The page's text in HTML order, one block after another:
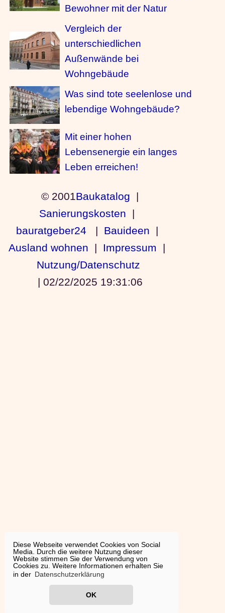
Diese Webseite verwendet Cookies von Social
Media. Durch die weitere Nutzung dieser
Website stimmen Sie der Verwendung von
Cookies zu. Weitere Informationen erhalten Sie
in der Datenschutzerklärung
OK
Bewohner mit der Natur
Vergleich der
unterschiedlichen
Außenwände bei
Wohngebäude
Was sind tote seelenlose und
lebendige Wohngebäude?
Mit einer hohen
Lebensenergie ein langes
Leben erreichen!
© 2001Baukatalog |
Sanierungskosten |
bauratgeber24 | Bauideen |
Ausland wohnen | Impressum |
Nutzung/Datenschutz
| 02/22/2025 19:31:06